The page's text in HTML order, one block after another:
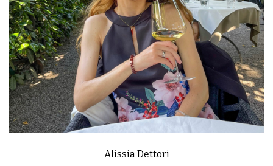
Alissia Dettori